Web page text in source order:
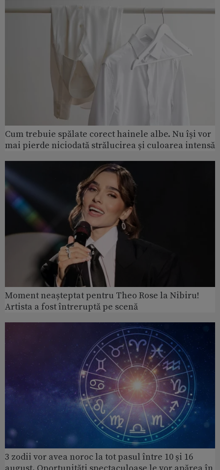
Cum trebuie spălate corect hainele albe. Nu își vor
mai pierde niciodată strălucirea și culoarea intensă
Moment neașteptat pentru Theo Rose la Nibiru!
Artista a fost întreruptă pe scenă
3 zodii vor avea noroc la tot pasul între 10 și 16